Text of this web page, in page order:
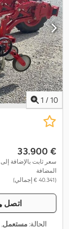
1 / 10
‏33.900 €
سعر ثابت بالإضافة
المضافة
(‏40.341 € إجمالي)
اتصل
الحالة: مستعمل